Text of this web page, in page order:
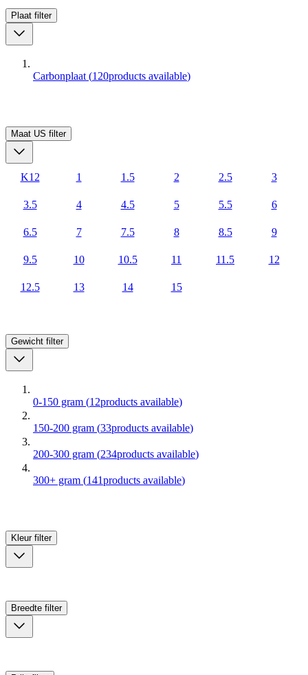
Plaat filter
Carbonplaat (120products available)
Maat US filter
K12 1 1.5 2 2.5 3
3.5 4 4.5 5 5.5 6
6.5 7 7.5 8 8.5 9
9.5 10 10.5 11 11.5 12
12.5 13 14 15
Gewicht filter
0-150 gram (12products available)
150-200 gram (33products available)
200-300 gram (234products available)
300+ gram (141products available)
Kleur filter
Breedte filter